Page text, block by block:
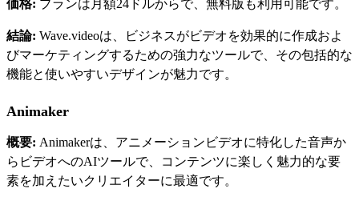
価格: プランは月額24ドルからで、無料版も利用可能です。
結論: Wave.videoは、ビジネスがビデオを効果的に作成およ
びマーケティングするための強力なツールで、その包括的な
機能と使いやすいデザインが魅力です。
Animaker
概要: Animakerは、アニメーションビデオに特化した音声か
らビデオへのAIツールで、コンテンツに楽しく魅力的な要
素を加えたいクリエイターに最適です。